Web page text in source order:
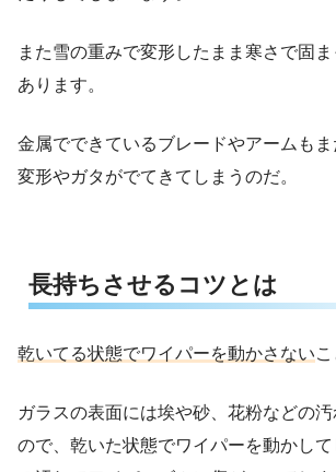
また雪の重みで変形したまま寒さで固
あります。
金属でできているブレードやアームもま
変形やガタがでてきてしまうのだ。
長持ちさせるコツとは
乾いてる状態でワイパーを動かさないこ
ガラスの表面には埃や砂、花粉などの
ので、乾いた状態でワイパーを動かし